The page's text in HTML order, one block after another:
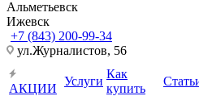
Альметьевск
Ижевск
+7 (843) 200-99-34
ул.Журналистов, 56
АКЦИИ
Услуги
Как
купить